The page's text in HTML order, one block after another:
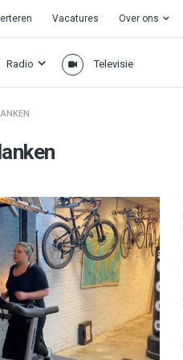
Vacatures Over ons
Radio Televisie